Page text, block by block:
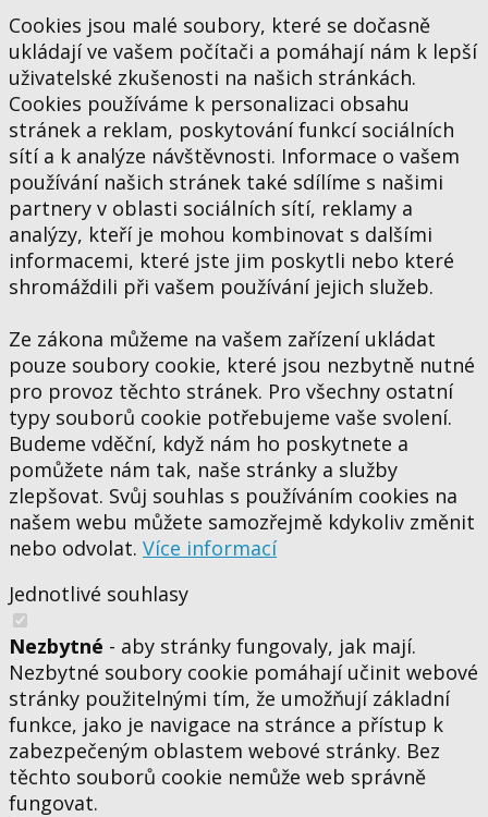
Cookies jsou malé soubory, které se dočasně
ukládají ve vašem počítači a pomáhají nám k lepší
uživatelské zkušenosti na našich stránkách.
Cookies používáme k personalizaci obsahu
stránek a reklam, poskytování funkcí sociálních
sítí a k analýze návštěvnosti. Informace o vašem
používání našich stránek také sdílíme s našimi
partnery v oblasti sociálních sítí, reklamy a
analýzy, kteří je mohou kombinovat s dalšími
informacemi, které jste jim poskytli nebo které
shromáždili při vašem používání jejich služeb.
Ze zákona můžeme na vašem zařízení ukládat
pouze soubory cookie, které jsou nezbytně nutné
pro provoz těchto stránek. Pro všechny ostatní
typy souborů cookie potřebujeme vaše svolení.
Budeme vděční, když nám ho poskytnete a
pomůžete nám tak, naše stránky a služby
zlepšovat. Svůj souhlas s používáním cookies na
našem webu můžete samozřejmě kdykoliv změnit
nebo odvolat. Více informací
Jednotlivé souhlasy
Nezbytné - aby stránky fungovaly, jak mají.
Nezbytné soubory cookie pomáhají učinit webové
stránky použitelnými tím, že umožňují základní
funkce, jako je navigace na stránce a přístup k
zabezpečeným oblastem webové stránky. Bez
těchto souborů cookie nemůže web správně
fungovat.